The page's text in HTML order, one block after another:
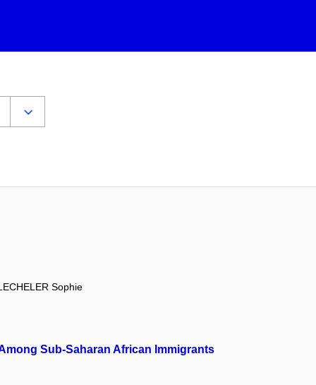
Sophie
Sub-Saharan African Immigrants